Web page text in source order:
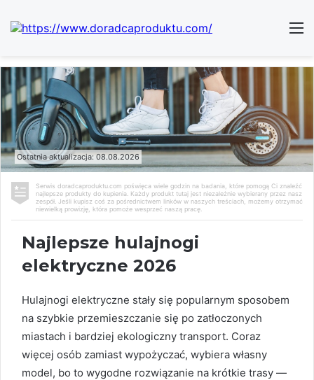
Ostatnia aktualizacja: 08.08.2026
Serwis doradcaproduktu.com poświęca wiele godzin na badania, które pomogą Ci znaleźć
najlepsze produkty do kupienia. Każdy produkt tutaj jest niezależnie wybierany przez nasz
zespół. Jeśli kupisz coś za pośrednictwem linków w naszych treściach, możemy otrzymać
niewielką prowizję, która pomoże wesprzeć naszą pracę.
Najlepsze hulajnogi
elektryczne 2026
Hulajnogi elektryczne stały się popularnym sposobem
na szybkie przemieszczanie się po zatłoczonych
miastach i bardziej ekologiczny transport. Coraz
więcej osób zamiast wypożyczać, wybiera własny
model, bo to wygodne rozwiązanie na krótkie trasy —